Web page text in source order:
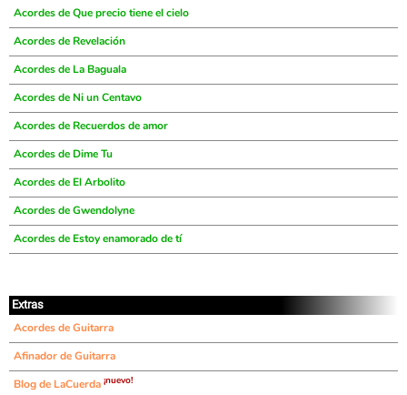
Acordes de Que precio tiene el cielo
Acordes de Revelación
Acordes de La Baguala
Acordes de Ni un Centavo
Acordes de Recuerdos de amor
Acordes de Dime Tu
Acordes de El Arbolito
Acordes de Gwendolyne
Acordes de Estoy enamorado de tí
Extras
Acordes de Guitarra
Afinador de Guitarra
Blog de LaCuerda ¡nuevo!